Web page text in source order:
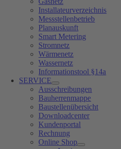
Installateurverzeichnis
Messstellenbetrieb
Planauskunft
Smart Metering
Stromnetz
Wärmenetz
Wassernetz
Informationstool §14a
SERVICE
Ausschreibungen
Bauherrenmappe
Baustellenübersicht
Downloadcenter
Kundenportal
Rechnung
Online Shop